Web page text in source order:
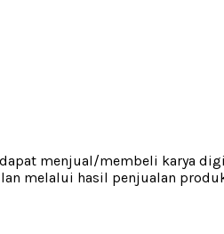
menjual/membeli karya
melalui hasil penjualan